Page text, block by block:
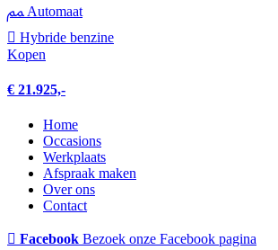
Automaat
Hybride benzine
Kopen
€ 21.925,-
Home
Occasions
Werkplaats
Afspraak maken
Over ons
Contact
Facebook Bezoek onze Facebook pagina